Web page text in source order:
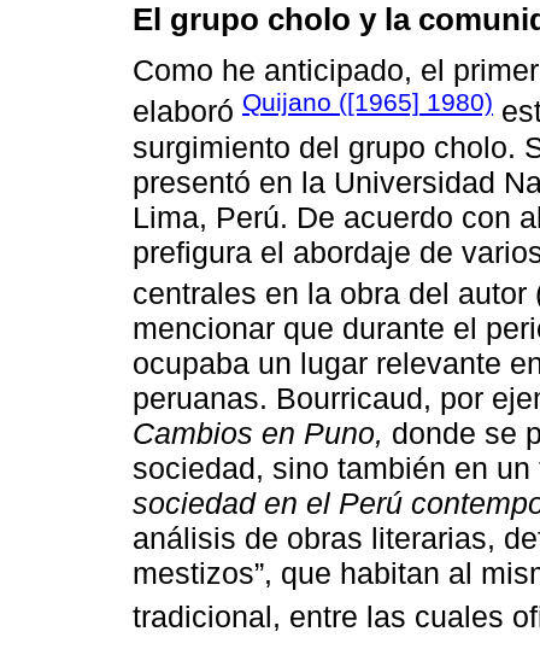
El grupo cholo y la
Como he anticipado, el
elaboró Quijano ([1965] 1980)
surgimiento del grupo cholo.
presentó en la Universidad
Lima, Perú. De acuerdo con
prefigura el abordaje de
centrales en la obra del autor
mencionar que durante el
ocupaba un lugar relevante
peruanas. Bourricaud, por
Cambios en Puno, donde se
sociedad, sino también en
sociedad en el Perú
análisis de obras literarias,
mestizos”, que habitan al
tradicional, entre las cuales